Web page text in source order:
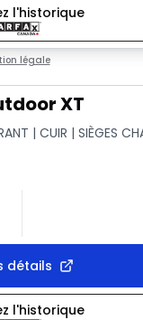
l'historique
légale
XT
| CUIR | SIÈGES
détails
l'historique